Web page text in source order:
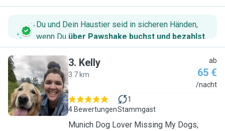
Du und Dein Haustier seid in sicheren Händen,
wenn Du über Pawshake buchst und bezahlst.
K
3. Kelly
3.7 km
ab
65 €
/nacht
4 Bewertungen
1
Stammgast
Munich Dog Lover Missing My Dogs,